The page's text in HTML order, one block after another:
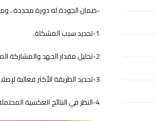
-ضمان الجودة له دورة محددة ،
1-تحديد سبب المشكلة.
2-تحليل مقدار الجهد والمشاركة المطلوبة لإصلاح المشكلة.
3-تحديد الطريقة الأكثر فعالية لإصلاحها.
4-النظر في النتائج العكسية المحتملة عند إجراء التغييرات الواجبة لحل المشكلة الناشئة.